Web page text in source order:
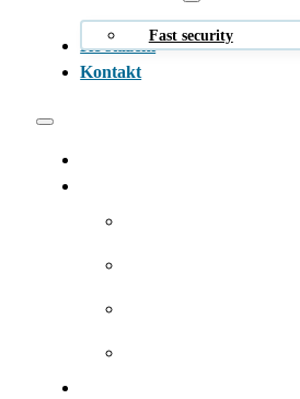
Fast security
Ke stažení
Kontakt